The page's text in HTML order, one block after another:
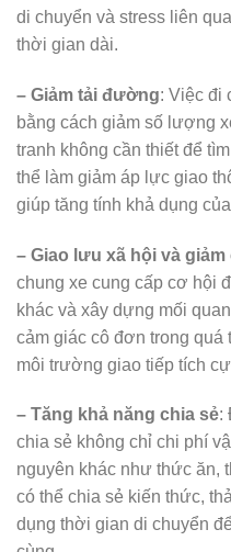
di chuyển và stress liên
thời gian dài.
– Giảm tải đường: Việc đi
bằng cách giảm số lượng
tranh không cần thiết để
thể làm giảm áp lực giao
giúp tăng tính khả dụng
– Giao lưu xã hội và
chung xe cung cấp cơ hội
khác và xây dựng mối
cảm giác cô đơn trong quá
môi trường giao tiếp tích
– Tăng khả năng chia sẻ:
chia sẻ không chỉ chi phí
nguyên khác như thức ăn,
có thể chia sẻ kiến thức,
dụng thời gian di chuyển